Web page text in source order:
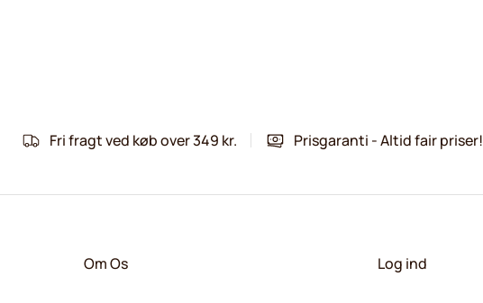
Fri fragt ved køb over 349 kr. Prisgaranti - Altid fair priser!
Om Os Log ind